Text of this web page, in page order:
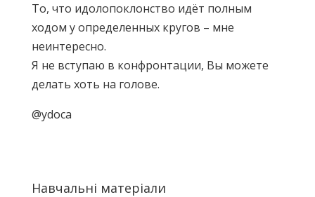
То, что идолопоклонство идёт полным
ходом у определенных кругов – мне
неинтересно.
Я не вступаю в конфронтации, Вы можете
делать хоть на голове.
@ydoca
Навчальні матеріали